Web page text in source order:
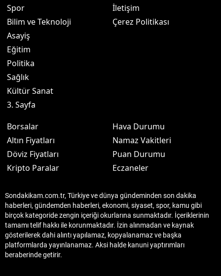
Spor
Bilim ve Teknoloji
Asayiş
Eğitim
Politika
Sağlık
Kültür Sanat
3. Sayfa
İletişim
Çerez Politikası
Borsalar
Altın Fiyatları
Döviz Fiyatları
Kripto Paralar
Hava Durumu
Namaz Vakitleri
Puan Durumu
Eczaneler
Sondakikam.com.tr, Türkiye ve dünya gündeminden son dakika
haberleri, gündemden haberleri, ekonomi, siyaset, spor, kamu gibi
birçok kategoride zengin içeriği okurlarına sunmaktadır. İçeriklerinin
tamamı telif hakkı ile korunmaktadır. İzin alınmadan ve kaynak
gösterilerek dahi alıntı yapılamaz, kopyalanamaz ve başka
platformlarda yayınlanamaz. Aksi halde kanuni yaptırımları
beraberinde getirir.